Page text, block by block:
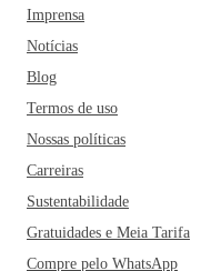
Imprensa
Notícias
Blog
Termos de uso
Nossas políticas
Carreiras
Sustentabilidade
Gratuidades e Meia Tarifa
Compre pelo WhatsApp